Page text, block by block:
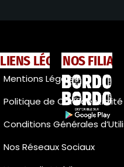
LIENS LÉGAUX
Mentions Légales
Politique de Confidentialité
Conditions Générales
Nos Réseaux Sociaux
NOS